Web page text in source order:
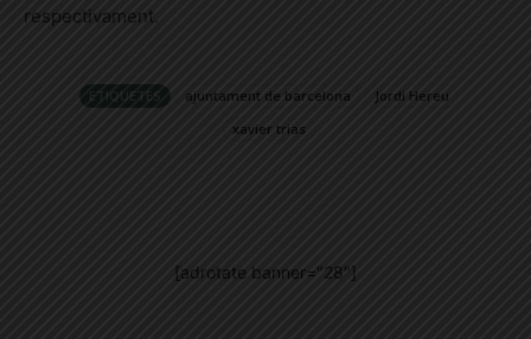
respectivament.
ETIQUETES ajuntament de barcelona
Jordi Hereu
xavier trias
[adrotate banner="28"]